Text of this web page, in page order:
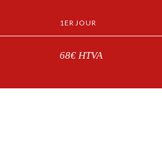
1ER JOUR
68€ HTVA